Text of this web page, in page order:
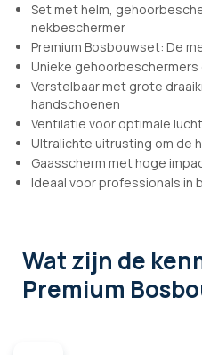
Set met helm,
nekbeschermer
Premium Bosbouwset: De
Unieke gehoorbeschermers
Verstelbaar met grote
handschoenen
Ventilatie voor optimale
Ultralichte uitrusting om de
Gaasscherm met hoge
Ideaal voor professionals in
Wat zijn de
Premium